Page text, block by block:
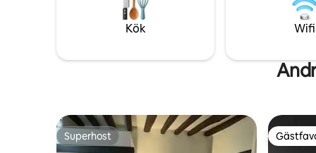
Paris Gare de Lyon, Gare Montparnasse
Uber
Kök Wifi
Superhost
Superhost